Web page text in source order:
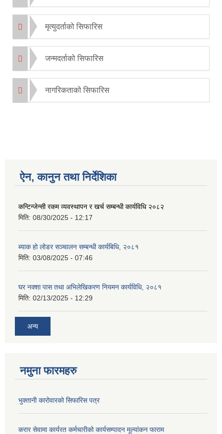
मृत्युदर्ताको सिफारिस
जन्मदर्ताको सिफारिस
नागरिकताको सिफारिस
ऐन, कानुन तथा निर्देशिका
कन्टिन्जेन्सी रकम व्यवस्थापन र खर्च सम्बन्धी कार्यविधि २०८२
मिति: 08/30/2025 - 12:17
ब्याक हो लोडर सञ्चालन सम्बन्धी कार्यबिधि, २०८१
मिति: 03/08/2025 - 07:46
घर नक्शा पास तथा अभिलेखिकरण नियमन कार्यविधि, २०८१
मिति: 02/13/2025 - 12:29
अन्य
नमुना फारमहरु
भुक्तानी कारोवारको सिफारिस पत्र
करार सेवामा कार्यरत कर्मचारीको कार्यसम्पादन मूल्यांकन फाराम